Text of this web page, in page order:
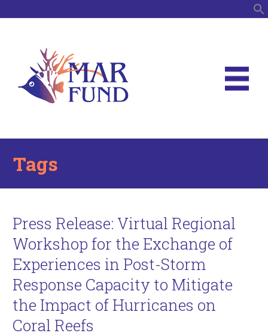
Tags
Press Release: Virtual Regional
Workshop for the Exchange of
Experiences in Post-Storm
Response Capacity to Mitigate
the Impact of Hurricanes on
Coral Reefs